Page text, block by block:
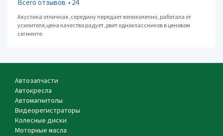
Всего отзывов 24
Акустика отличная ,середину передает великолепно ,работала от
усилителя,цена качество радует ,рвет одноклассников в ценовом
сегменте.
Автозапчасти
Автокресла
Автомагнитолы
Видеорегистраторы
Колесные диски
Моторные масла